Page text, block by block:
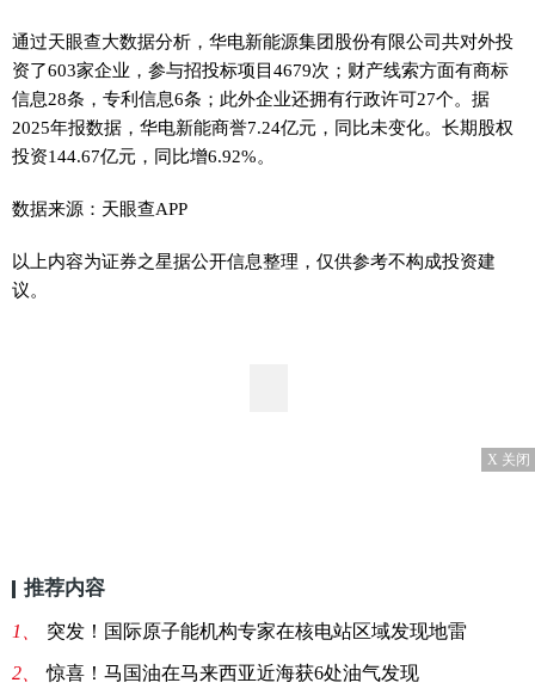
通过天眼查大数据分析，华电新能源集团股份有限公司共对外投
资了603家企业，参与招投标项目4679次；财产线索方面有商标
信息28条，专利信息6条；此外企业还拥有行政许可27个。据
2025年报数据，华电新能商誉7.24亿元，同比未变化。长期股权
投资144.67亿元，同比增6.92%。
数据来源：天眼查APP
以上内容为证券之星据公开信息整理，仅供参考不构成投资建
议。
X 关闭
推荐内容
1、 突发！国际原子能机构专家在核电站区域发现地雷
2、 惊喜！马国油在马来西亚近海获6处油气发现